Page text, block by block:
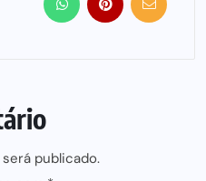
publicado.